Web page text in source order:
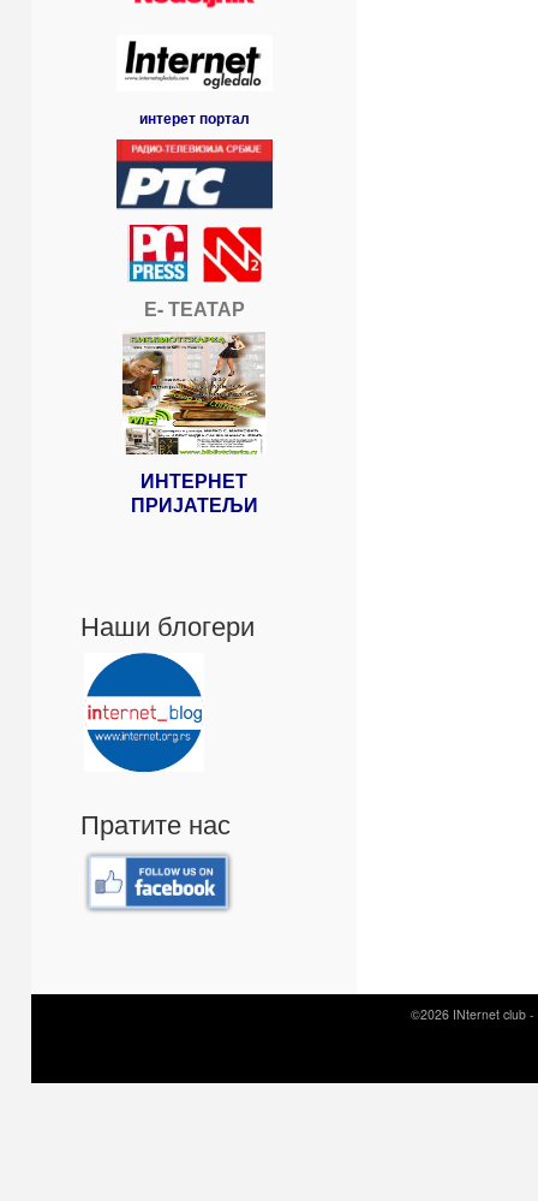
интерет портал
Е- ТЕАТАР
ИНТЕРНЕТ
ПРИЈАТЕЉИ
Наши блогери
Пратите нас
©2026 INternet club